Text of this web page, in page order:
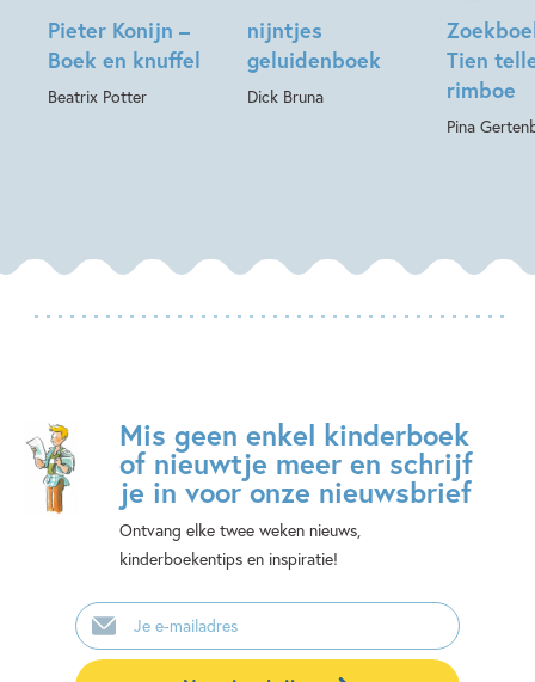
Pieter Konijn –
Boek en knuffel
Beatrix Potter
nijntjes
geluidenboek
Dick Bruna
Tien
rimboe
Pina
Mis geen enkel kinderboek
of nieuwtje meer en schrijf
je in voor onze nieuwsbrief
Ontvang elke twee weken nieuws,
kinderboekentips en inspiratie!
E-
mailadres